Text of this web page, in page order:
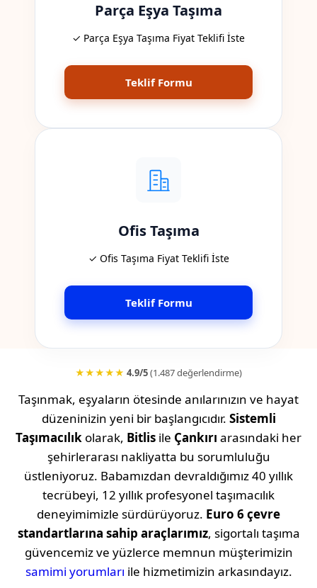
Parça Eşya Taşıma
✓ Parça Eşya Taşıma Fiyat Teklifi İste
Teklif Formu
Ofis Taşıma
✓ Ofis Taşıma Fiyat Teklifi İste
Teklif Formu
★★★★★ 4.9/5(1.487 değerlendirme)
Taşınmak, eşyaların ötesinde anılarınızın ve hayat
düzeninizin yeni bir başlangıcıdır. Sistemli
Taşımacılık olarak, Bitlis ile Çankırı arasındaki her
şehirlerarası nakliyatta bu sorumluluğu
üstleniyoruz. Babamızdan devraldığımız 40 yıllık
tecrübeyi, 12 yıllık profesyonel taşımacılık
deneyimimizle sürdürüyoruz. Euro 6 çevre
standartlarına sahip araçlarımız, sigortalı taşıma
güvencemiz ve yüzlerce memnun müşterimizin
samimi yorumları ile hizmetimizin arkasındayız.